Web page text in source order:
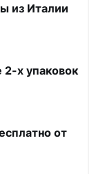
из Италии
2-х упаковок
от